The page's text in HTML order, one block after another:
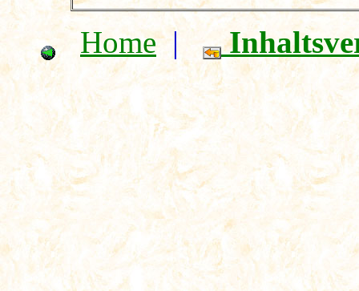
Home|